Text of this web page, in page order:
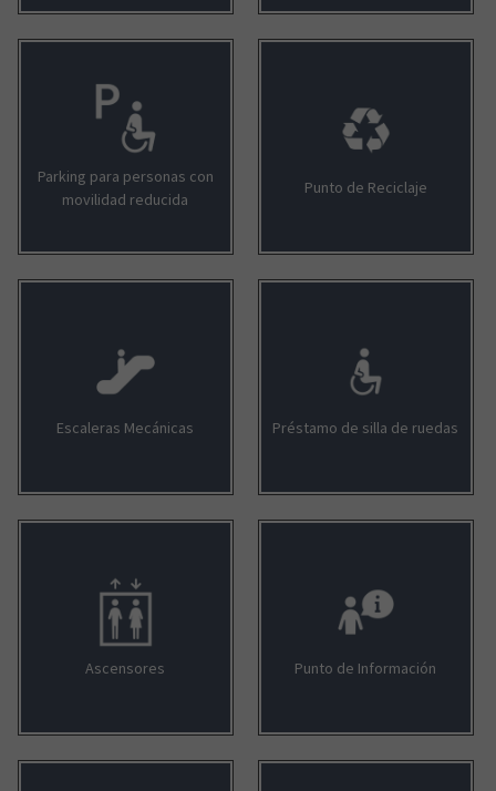
Parking para personas con
movilidad reducida
Punto de Reciclaje
Escaleras Mecánicas Préstamo de silla de ruedas
Ascensores Punto de Información